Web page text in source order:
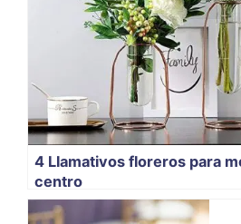
4 Llamativos floreros para
centro